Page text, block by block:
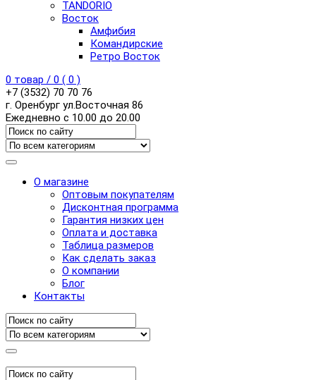
TANDORIO
Восток
Амфибия
Командирские
Ретро Восток
0 товар / 0 ( 0 )
+7 (3532) 70 70 76
г. Оренбург ул.Восточная 86
Ежедневно с 10.00 до 20.00
О магазине
Оптовым покупателям
Дисконтная программа
Гарантия низких цен
Оплата и доставка
Таблица размеров
Как сделать заказ
О компании
Блог
Контакты